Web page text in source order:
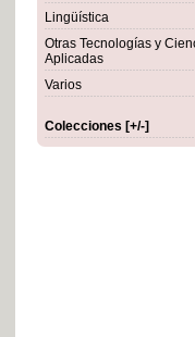
Lingüística
Otras Tecnologías y
Aplicadas
Varios
Colecciones [+/-]